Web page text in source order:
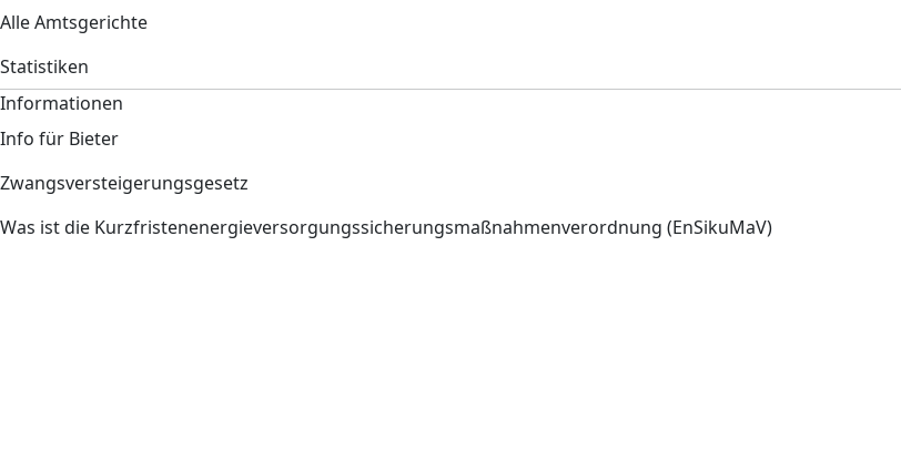
Alle Amtsgerichte
Statistiken
Informationen
Info für Bieter
Zwangsversteigerungsgesetz
Was ist die Kurzfristenenergieversorgungssicherungsmaßnahmenverordnung (EnSikuMaV)